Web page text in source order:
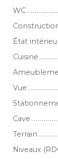
WC
État
Cuisine
Vue
Cave
Terrain
Niveaux